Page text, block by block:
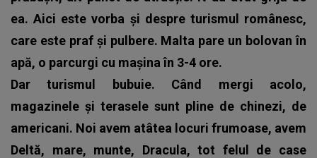
ea. Aici este vorba și despre turismul românesc,
care este praf și pulbere. Malta pare un bolovan în
apă, o parcurgi cu mașina în 3-4 ore.
Dar turismul bubuie. Când mergi acolo,
magazinele și terasele sunt pline de chinezi, de
americani. Noi avem atâtea locuri frumoase, avem
Deltă, mare, munte, Dracula, tot felul de case